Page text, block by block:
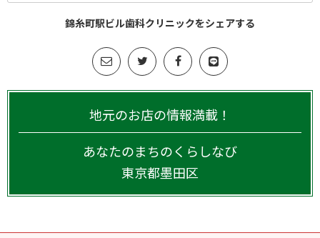
錦糸町駅ビル歯科クリニックをシェアする
地元のお店の情報満載！
あなたのまちのくらしなび
東京都墨田区